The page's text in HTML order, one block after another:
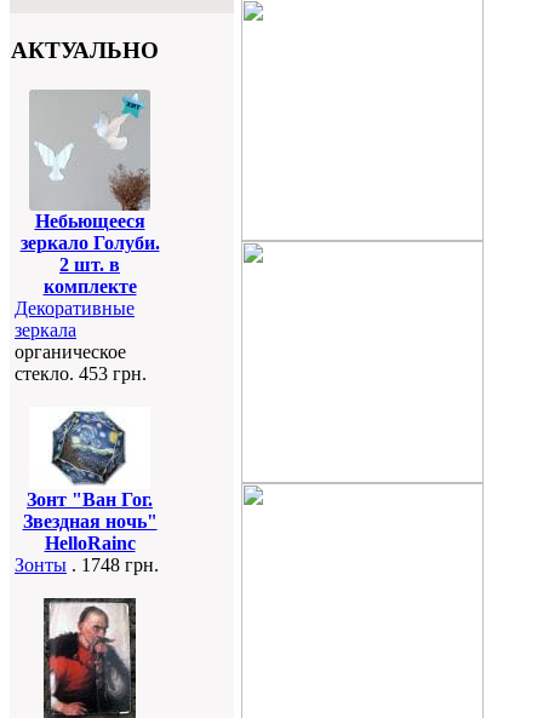
АКТУАЛЬНО
Небьющееся
зеркало Голуби.
2 шт. в
комплекте
Декоративные
зеркала
органическое
стекло. 453 грн.
Зонт "Ван Гог.
Звездная ночь"
HelloRainc
Зонты . 1748 грн.